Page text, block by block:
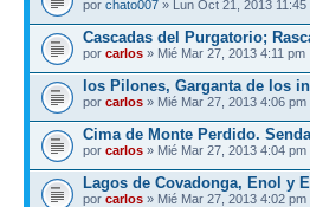
por chato007 » Lun Oct 21, 2013 11:45
Cascadas del Purgatorio;
por carlos » Mié Mar 27, 2013 4:11 pm
los Pilones, Garganta de los
por carlos » Mié Mar 27, 2013 4:06 pm
Cima de Monte Perdido.
por carlos » Mié Mar 27, 2013 4:04 pm
Lagos de Covadonga, Enol y
por carlos » Mié Mar 27, 2013 4:02 pm